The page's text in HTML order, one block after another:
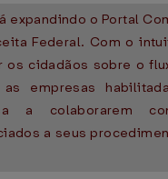
expandindo o Portal
Federal. Com o
os cidadãos sobre o
as empresas
a colaborarem
a seus